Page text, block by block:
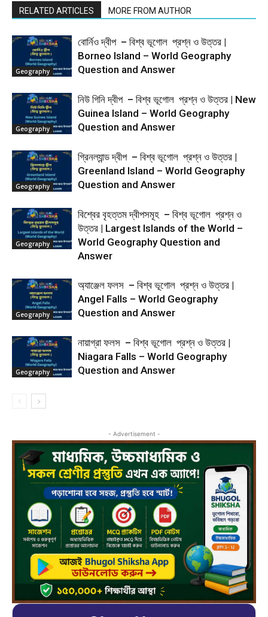
RELATED ARTICLES MORE FROM AUTHOR
Geography
বোর্নিও দ্বীপ – বিশ্ব ভূগোল প্রশ্ন ও উত্তর |
Borneo Island – World Geography
Question and Answer
Geography
নিউ গিনি দ্বীপ – বিশ্ব ভূগোল প্রশ্ন ও উত্তর | New
Guinea Island – World Geography
Question and Answer
Geography
গ্রিনল্যান্ড দ্বীপ – বিশ্ব ভূগোল প্রশ্ন ও উত্তর |
Greenland Island – World Geography
Question and Answer
Geography
বিশ্বের বৃহত্তম দ্বীপসমূহ – বিশ্ব ভূগোল প্রশ্ন ও
উত্তর | Largest Islands of the World –
World Geography Question and
Answer
Geography
অ্যাঞ্জেল ফলস – বিশ্ব ভূগোল প্রশ্ন ও উত্তর |
Angel Falls – World Geography
Question and Answer
Geography
নায়াগ্রা ফলস – বিশ্ব ভূগোল প্রশ্ন ও উত্তর |
Niagara Falls – World Geography
Question and Answer
- Advertisement -